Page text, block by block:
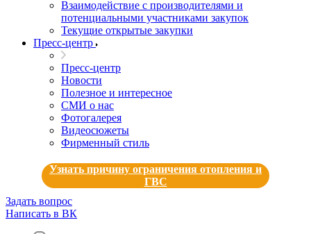
Взаимодействие с производителями и
потенциальными участниками закупок
Текущие открытые закупки
Пресс-центр
Пресс-центр
Новости
Полезное и интересное
СМИ о нас
Фотогалерея
Видеосюжеты
Фирменный стиль
Узнать причину ограничения отопления и
ГВС
Задать вопрос
Написать в ВК